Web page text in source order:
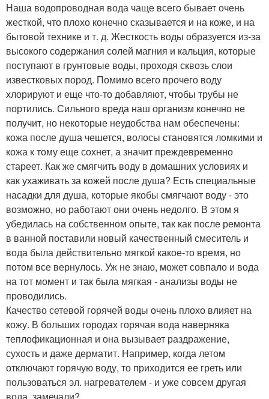
Наша водопроводная вода чаще всего бывает очень
жесткой, что плохо конечно сказывается и на коже, и на
бытовой технике и т. д. Жесткость воды образуется из-за
высокого содержания солей магния и кальция, которые
поступают в грунтовые воды, проходя сквозь слои
известковых пород. Помимо всего прочего воду
хлорируют и еще что-то добавляют, чтобы трубы не
портились. Сильного вреда наш организм конечно не
получит, но некоторые неудобства нам обеспечены:
кожа после душа чешется, волосы становятся ломкими и
кожа к тому еще сохнет, а значит преждевременно
стареет. Как же смягчить воду в домашних условиях и
как ухаживать за кожей после душа? Есть специальные
насадки для душа, которые якобы смягчают воду - это
возможно, но работают они очень недолго. В этом я
убедилась на собственном опыте, так как после ремонта
в ванной поставили новый качественный смеситель и
вода была действительно мягкой какое-то время, но
потом все вернулось. Уж не знаю, может совпало и вода
на тот момент и так была мягкая - анализы воды не
проводились.
Качество сетевой горячей воды очень плохо влияет на
кожу. В больших городах горячая вода наверняка
теплофикационная и она вызывает раздражение,
сухость и даже дерматит. Например, когда летом
отключают горячую воду, то приходится ее греть или
пользоваться эл. нагревателем - и уже совсем другая